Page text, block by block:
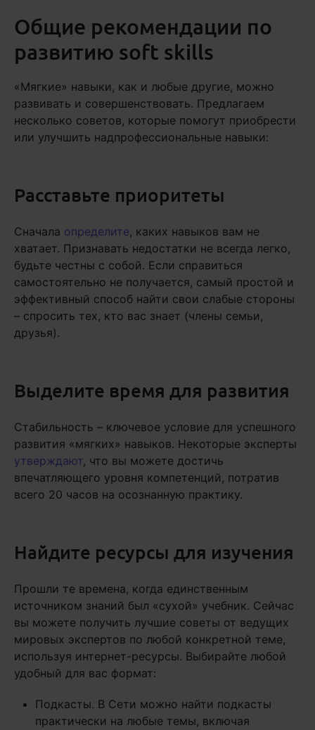
Общие рекомендации по
развитию soft skills
«Мягкие» навыки, как и любые другие, можно
развивать и совершенствовать. Предлагаем
несколько советов, которые помогут приобрести
или улучшить надпрофессиональные навыки:
Расставьте приоритеты
Сначала определите, каких навыков вам не
хватает. Признавать недостатки не всегда легко,
будьте честны с собой. Если справиться
самостоятельно не получается, самый простой и
эффективный способ найти свои слабые стороны
– спросить тех, кто вас знает (члены семьи,
друзья).
Выделите время для развития
Стабильность – ключевое условие для успешного
развития «мягких» навыков. Некоторые эксперты
утверждают, что вы можете достичь
впечатляющего уровня компетенций, потратив
всего 20 часов на осознанную практику.
Найдите ресурсы для изучения
Прошли те времена, когда единственным
источником знаний был «сухой» учебник. Сейчас
вы можете получить лучшие советы от ведущих
мировых экспертов по любой конкретной теме,
используя интернет-ресурсы. Выбирайте любой
удобный для вас формат:
Подкасты. В Сети можно найти подкасты
практически на любые темы, включая